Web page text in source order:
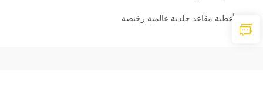
أغطية مقاعد جلدية عالمية رخيصة